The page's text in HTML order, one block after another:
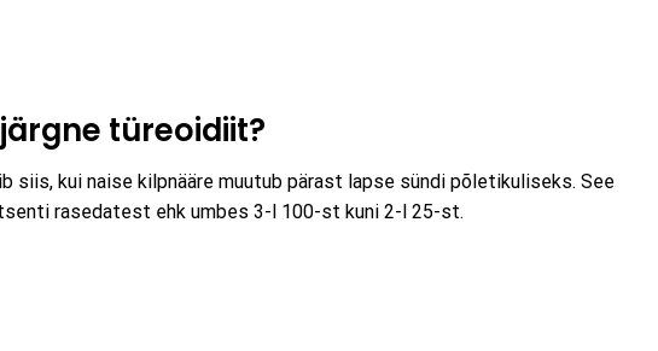
türeoidiit?
siis, kui naise kilpnääre muutub pärast lapse sündi põletikuliseks. See
rasedatest ehk umbes 3-l 100-st kuni 2-l 25-st.